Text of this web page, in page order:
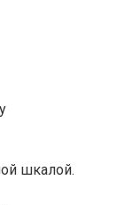
шкалой.